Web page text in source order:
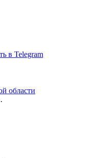
в Telegram
области